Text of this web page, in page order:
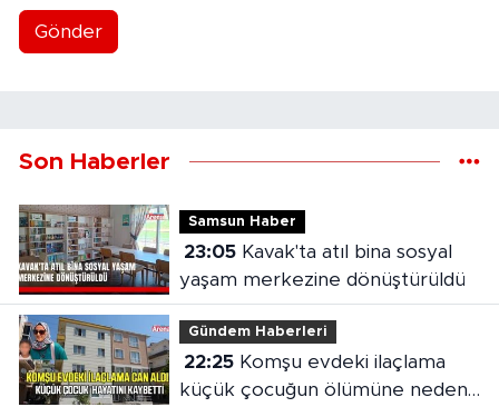
Gönder
Son Haberler
Samsun Haber
23:05Kavak'ta atıl bina sosyal
yaşam merkezine dönüştürüldü
Gündem Haberleri
22:25Komşu evdeki ilaçlama
küçük çocuğun ölümüne neden